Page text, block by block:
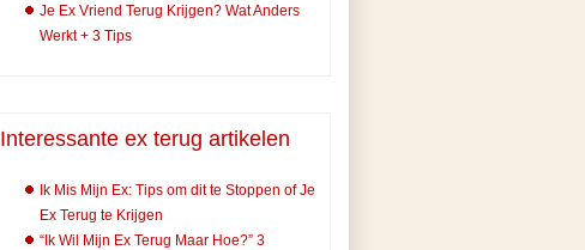
Je Ex Vriend Terug Krijgen? Wat Anders
Werkt + 3 Tips
Interessante ex terug artikelen
Ik Mis Mijn Ex: Tips om dit te Stoppen of Je
Ex Terug te Krijgen
“Ik Wil Mijn Ex Terug Maar Hoe?” 3